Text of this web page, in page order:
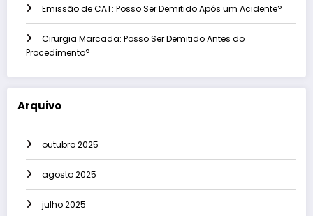
Emissão de CAT: Posso Ser Demitido Após um Acidente?
Cirurgia Marcada: Posso Ser Demitido Antes do
Procedimento?
Arquivo
outubro 2025
agosto 2025
julho 2025